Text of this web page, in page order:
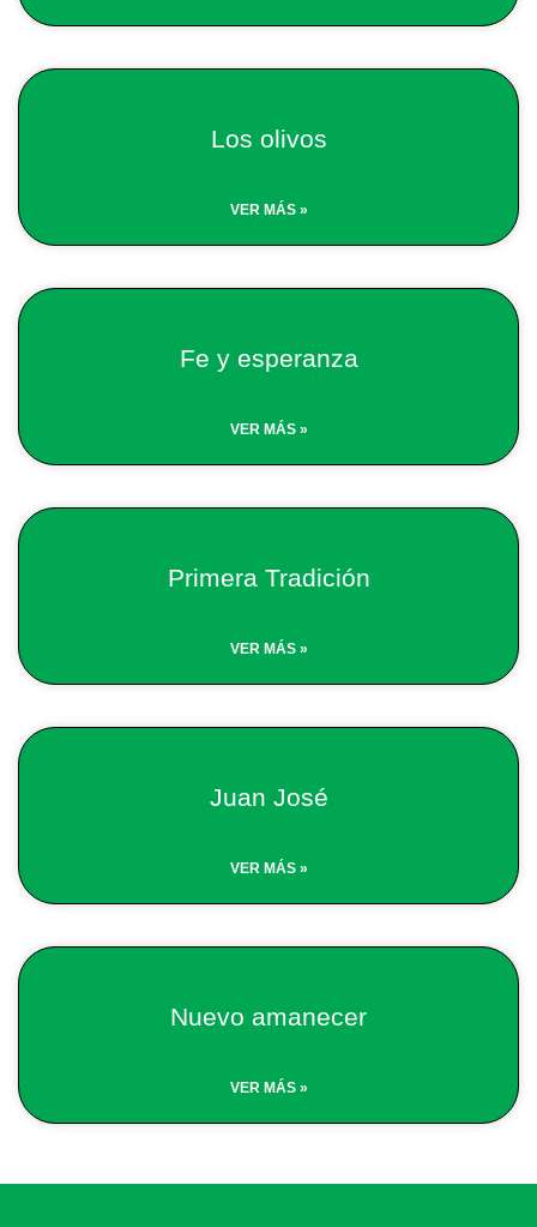
Los olivos
VER MÁS »
Fe y esperanza
VER MÁS »
Primera Tradición
VER MÁS »
Juan José
VER MÁS »
Nuevo amanecer
VER MÁS »